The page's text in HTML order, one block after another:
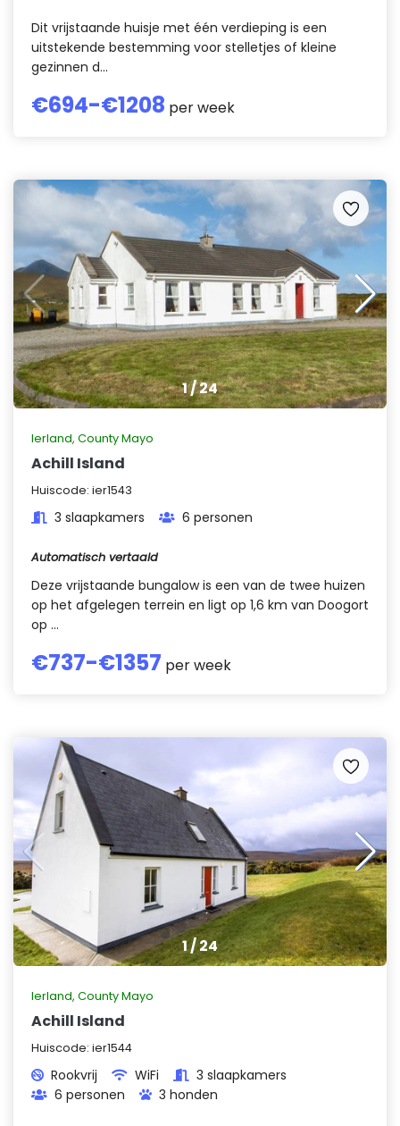
Dit vrijstaande huisje met één verdieping is een
uitstekende bestemming voor stelletjes of kleine
gezinnen d...
€694-€1208 per week
1/24
Ierland, County Mayo
Achill Island
Huiscode: ier1543
3 slaapkamers 6 personen
Automatisch vertaald
Deze vrijstaande bungalow is een van de twee huizen
op het afgelegen terrein en ligt op 1,6 km van Doogort
op ...
€737-€1357 per week
1/24
Ierland, County Mayo
Achill Island
Huiscode: ier1544
Rookvrij WiFi
3 slaapkamers
6 personen
3 honden